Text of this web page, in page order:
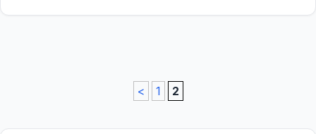
< 1 2